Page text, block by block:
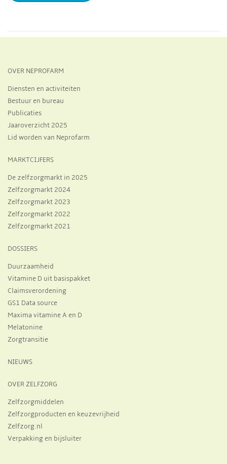
OVER NEPROFARM
Diensten en activiteiten
Bestuur en bureau
Publicaties
Jaaroverzicht 2025
Lid worden van Neprofarm
MARKTCIJFERS
De zelfzorgmarkt in 2025
Zelfzorgmarkt 2024
Zelfzorgmarkt 2023
Zelfzorgmarkt 2022
Zelfzorgmarkt 2021
DOSSIERS
Duurzaamheid
Vitamine D uit basispakket
Claimsverordening
GS1 Data source
Maxima vitamine A en D
Melatonine
Zorgtransitie
NIEUWS
OVER ZELFZORG
Zelfzorgmiddelen
Zelfzorgproducten en keuzevrijheid
Zelfzorg.nl
Verpakking en bijsluiter